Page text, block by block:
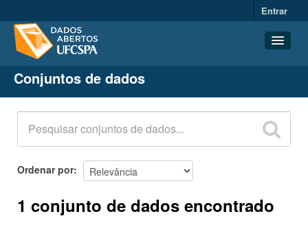
Entrar
Conjuntos de dados
Organizações
Grupos
Sobre
Conjuntos de dados
Ordenar por
1 conjunto de dados encontrado